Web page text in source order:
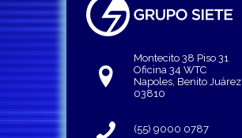
Montecito 38 Piso 31
Oficina 34 WTC
Napoles, Benito Juárez
03810
(55) 9000 0787